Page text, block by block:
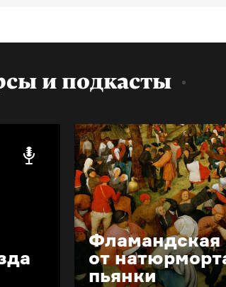
и подкасты
Фламандская
от
пьянки